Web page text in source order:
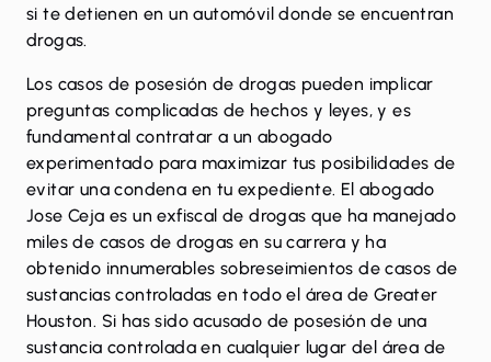
si te detienen en un automóvil donde se encuentran
drogas.
Los casos de posesión de drogas pueden implicar
preguntas complicadas de hechos y leyes, y es
fundamental contratar a un abogado
experimentado para maximizar tus posibilidades de
evitar una condena en tu expediente. El abogado
Jose Ceja es un exfiscal de drogas que ha manejado
miles de casos de drogas en su carrera y ha
obtenido innumerables sobreseimientos de casos de
sustancias controladas en todo el área de Greater
Houston. Si has sido acusado de posesión de una
sustancia controlada en cualquier lugar del área de